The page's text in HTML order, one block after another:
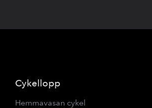
Cykellopp
Hemmavasan cykel